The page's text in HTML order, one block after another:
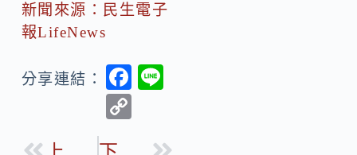
新聞來源：民生電子
報LifeNews
分享連結：
F